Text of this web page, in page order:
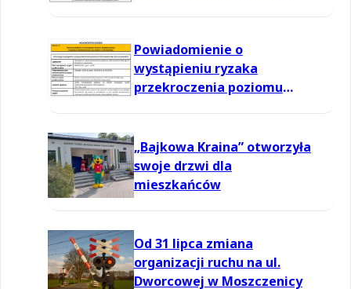
Powiadomienie o
wystąpieniu ryzaka
przekroczenia poziomu
„Bajkowa Kraina” otworzyła
swoje drzwi dla
mieszkańców
Od 31 lipca zmiana
organizacji ruchu na ul.
Dworcowej w Moszczenicy